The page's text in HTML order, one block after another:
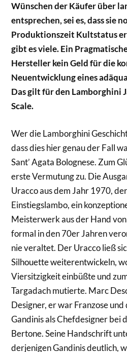
Wünschen der Käufer über
entsprechen, sei es, dass sie
Produktionszeit Kultstatus
gibt es viele. Ein
Hersteller kein Geld für die
Neuentwicklung eines
Das gilt für den Lamborghini
Scale.
Wer die Lamborghini
dass dies hier genau der Fall
Sant’ Agata Bolognese. Zum
erste Vermutung zu. Die
Uracco aus dem Jahr 1970,
Einstiegslambo, ein
Meisterwerk aus der Hand
formal in den 70er Jahren
nie veraltet. Der Uracco ließ
Silhouette weiterentwickeln,
Viersitzigkeit einbüßte und
Targadach mutierte. Marc
Designer, er war Franzose
Gandinis als Chefdesigner bei
Bertone. Seine Handschrift
derjenigen Gandinis deutlich,